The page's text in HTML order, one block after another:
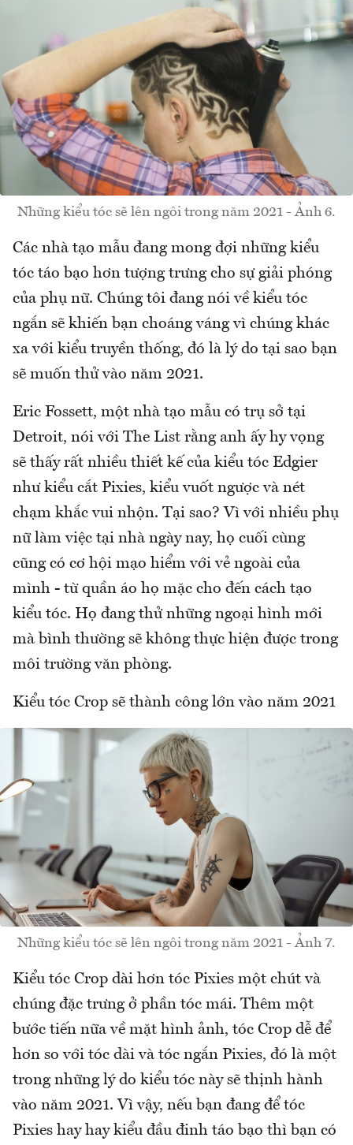
Những kiểu tóc sẽ lên ngôi trong năm 2021 - Ảnh 6.
Các nhà tạo mẫu đang mong đợi những kiểu
tóc táo bạo hơn tượng trưng cho sự giải phóng
của phụ nữ. Chúng tôi đang nói về kiểu tóc
ngắn sẽ khiến bạn choáng váng vì chúng khác
xa với kiểu truyền thống, đó là lý do tại sao bạn
sẽ muốn thử vào năm 2021.
Eric Fossett, một nhà tạo mẫu có trụ sở tại
Detroit, nói với The List rằng anh ấy hy vọng
sẽ thấy rất nhiều thiết kế của kiểu tóc Edgier
như kiểu cắt Pixies, kiểu vuốt ngược và nét
chạm khắc vui nhộn. Tại sao? Vì với nhiều phụ
nữ làm việc tại nhà ngày nay, họ cuối cùng
cũng có cơ hội mạo hiểm với vẻ ngoài của
mình - từ quần áo họ mặc cho đến cách tạo
kiểu tóc. Họ đang thử những ngoại hình mới
mà bình thường sẽ không thực hiện được trong
môi trường văn phòng.
Kiểu tóc Crop sẽ thành công lớn vào năm 2021
Những kiểu tóc sẽ lên ngôi trong năm 2021 - Ảnh 7.
Kiểu tóc Crop dài hơn tóc Pixies một chút và
chúng đặc trưng ở phần tóc mái. Thêm một
bước tiến nữa về mặt hình ảnh, tóc Crop dễ để
hơn so với tóc dài và tóc ngắn Pixies, đó là một
trong những lý do kiểu tóc này sẽ thịnh hành
vào năm 2021. Vì vậy, nếu bạn đang để tóc
Pixies hay hay kiểu đầu đinh táo bạo thì bạn có